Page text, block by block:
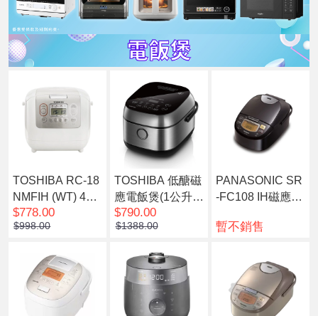
TOSHIBA RC-18
NMFIH (WT) 4毫
米厚釜電飯煲(1.8
公升)
$778.00
$998.00
TOSHIBA 低醣磁
應電飯煲(1公升)
RC-10IRPH
$790.00
$1388.00
PANASONIC SR
-FC108 IH磁應金
公升)
暫不銷售